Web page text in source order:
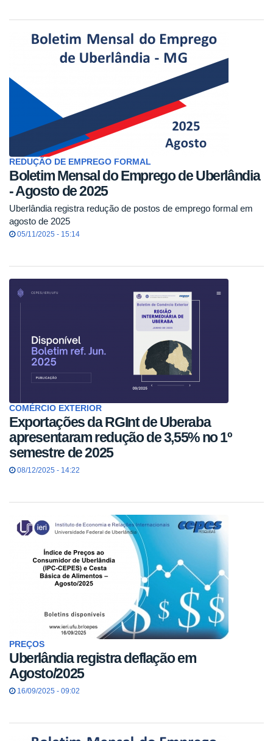
REDUÇÃO DE EMPREGO FORMAL
Boletim Mensal do Emprego de Uberlândia
- Agosto de 2025
Uberlândia registra redução de postos de emprego formal em
agosto de 2025
05/11/2025 - 15:14
COMÉRCIO EXTERIOR
Exportações da RGInt de Uberaba
apresentaram redução de 3,55% no 1º
semestre de 2025
08/12/2025 - 14:22
PREÇOS
Uberlândia registra deflação em
Agosto/2025
16/09/2025 - 09:02